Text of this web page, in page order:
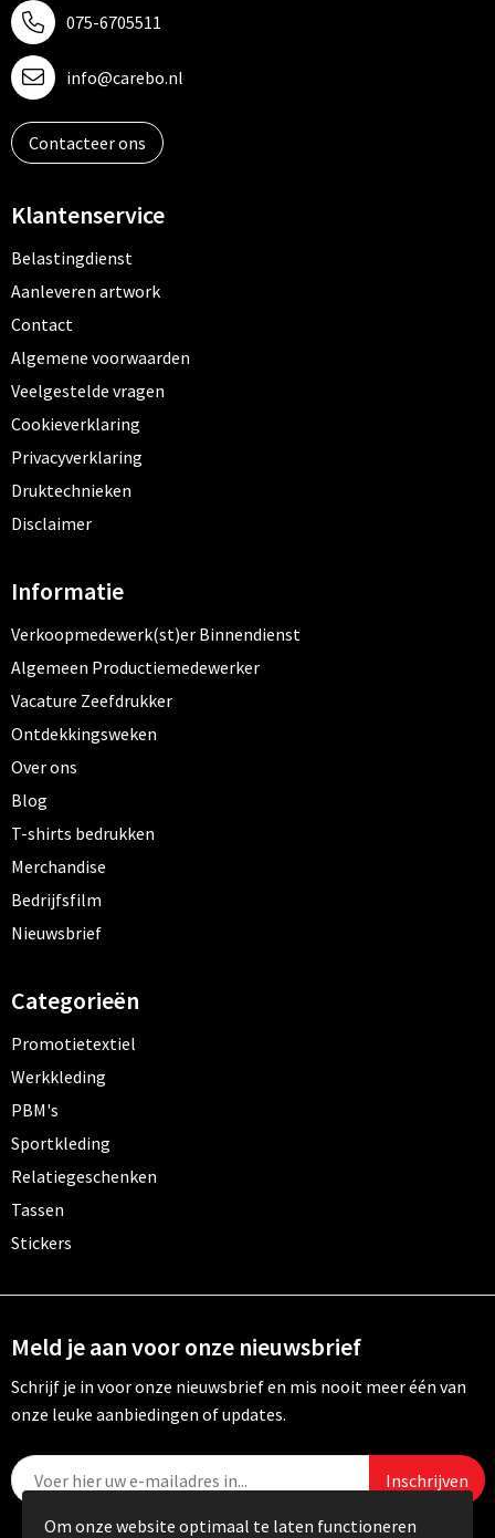
075-6705511
info@carebo.nl
Contacteer ons
Klantenservice
Belastingdienst
Aanleveren artwork
Contact
Algemene voorwaarden
Veelgestelde vragen
Cookieverklaring
Privacyverklaring
Druktechnieken
Disclaimer
Informatie
Verkoopmedewerk(st)er Binnendienst
Algemeen Productiemedewerker
Vacature Zeefdrukker
Ontdekkingsweken
Over ons
Blog
T-shirts bedrukken
Merchandise
Bedrijfsfilm
Nieuwsbrief
Categorieën
Promotietextiel
Werkkleding
PBM's
Sportkleding
Relatiegeschenken
Tassen
Stickers
Meld je aan voor onze nieuwsbrief
Schrijf je in voor onze nieuwsbrief en mis nooit meer één van
onze leuke aanbiedingen of updates.
Om onze website optimaal te laten functioneren